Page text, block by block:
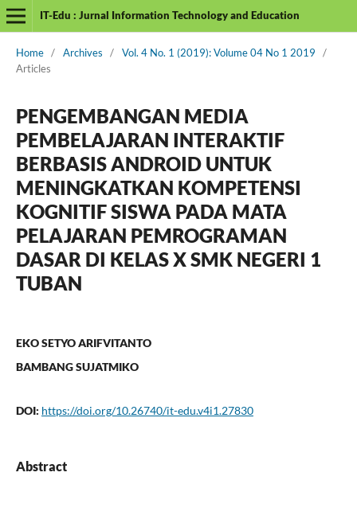
IT-Edu : Jurnal Information Technology and Education
Home / Archives / Vol. 4 No. 1 (2019): Volume 04 No 1 2019
/
Articles
PENGEMBANGAN MEDIA
PEMBELAJARAN INTERAKTIF
BERBASIS ANDROID UNTUK
MENINGKATKAN KOMPETENSI
KOGNITIF SISWA PADA MATA
PELAJARAN PEMROGRAMAN
DASAR DI KELAS X SMK NEGERI 1
TUBAN
EKO SETYO ARIFVITANTO
BAMBANG SUJATMIKO
DOI: https://doi.org/10.26740/it-edu.v4i1.27830
Abstract